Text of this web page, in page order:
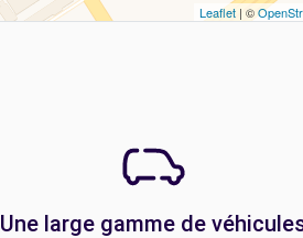
Leaflet | ©
Une large gamme de